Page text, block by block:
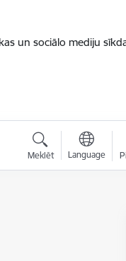
un sociālo mediju
Meklēt Language